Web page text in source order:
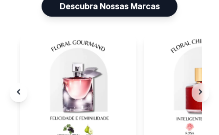
Descubra Nossas Marcas